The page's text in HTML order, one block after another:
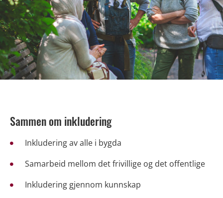
Sammen om inkludering
Inkludering av alle i bygda
Samarbeid mellom det frivillige og det offentlige
Inkludering gjennom kunnskap